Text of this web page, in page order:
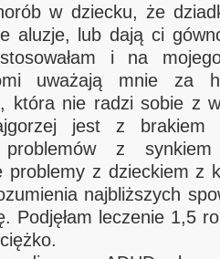
w dziecku, że
aluzje, lub dają ci
i na
uważają mnie za
która nie radzi sobie z
jest z brakiem
problemów z
problemy z dzieckiem z
najbliższych
Podjęłam leczenie 1,5